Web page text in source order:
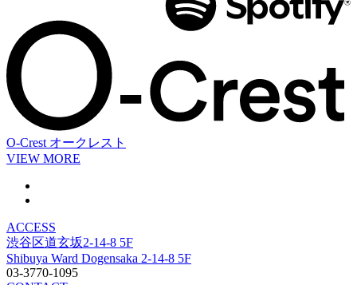
O-Crest オークレスト
VIEW MORE
ACCESS
渋谷区道玄坂2-14-8 5F
Shibuya Ward Dogensaka 2-14-8 5F
03-3770-1095